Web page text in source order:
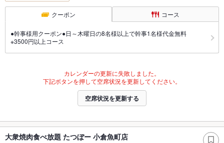
クーポン コース
●幹事様用クーポン●日～木曜日の8名様以上で幹事1名様代金無料
※3500円以上コース
カレンダーの更新に失敗しました。
下記ボタンを押して空席状況を更新してください。
空席状況を更新する
大衆焼肉食べ放題 たつぼー 小倉魚町店